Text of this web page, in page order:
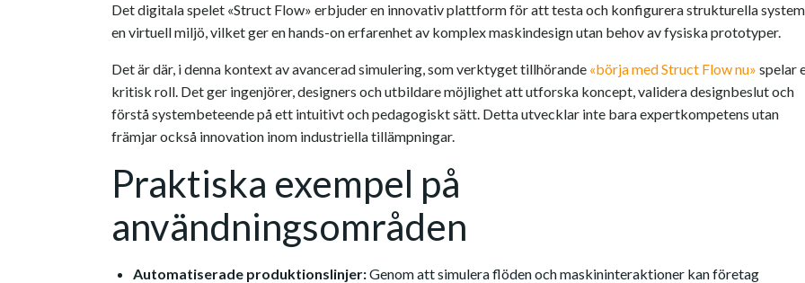
Det digitala spelet «Struct Flow» erbjuder en innovativ plattform för att testa och konfigurera strukturella
en virtuell miljö, vilket ger en hands-on erfarenhet av komplex maskindesign utan behov av fysiska prototyper.
Det är där, i denna kontext av avancerad simulering, som verktyget tillhörande «börja med Struct Flow nu» spelar
kritisk roll. Det ger ingenjörer, designers och utbildare möjlighet att utforska koncept, validera designbeslut och
förstå systembeteende på ett intuitivt och pedagogiskt sätt. Detta utvecklar inte bara expertkompetens utan
främjar också innovation inom industriella tillämpningar.
Praktiska exempel på
användningsområden
Automatiserade produktionslinjer:Genom att simulera flöden och maskininteraktioner kan företag